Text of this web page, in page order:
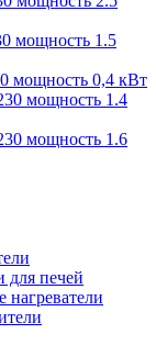
мощность 1.5
мощность 0,4 кВт
мощность 1.4
мощность 1.6
для печей